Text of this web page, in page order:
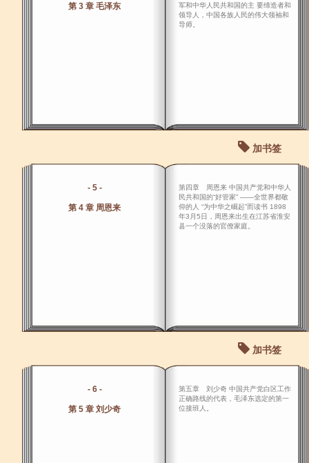
第 3 章 毛泽东
军和中华人民共和国的主 要缔造者和
领导人，中国各族人民的伟大领袖和
导师。
加书签
- 5 -
第 4 章 周恩来
第四章 周恩来 中国共产党和中华人
民共和国的“好管家” ――全世界都敬
仰的人 “为中华之崛起”而读书 1898
年3月5日，周恩来出生在江苏省淮安
县一个没落的官僚家庭。
加书签
- 6 -
第 5 章 刘少奇
第五章 刘少奇 中国共产党白区工作
正确路线的代表，毛泽东选定的第一
位接班人。